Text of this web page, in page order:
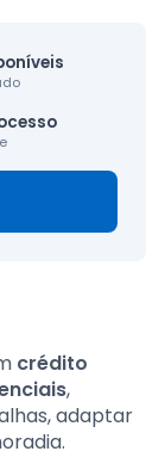
crédito
,
adaptar